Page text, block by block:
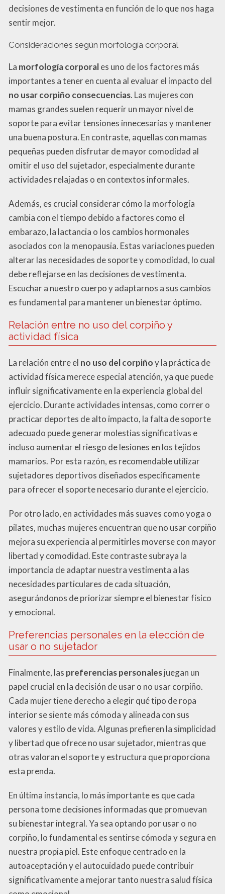
decisiones de vestimenta en función de lo que nos haga
sentir mejor.
Consideraciones según morfología corporal
La morfología corporales uno de los factores más
importantes a tener en cuenta al evaluar el impacto del
no usar corpiño consecuencias. Las mujeres con
mamas grandes suelen requerir un mayor nivel de
soporte para evitar tensiones innecesarias y mantener
una buena postura. En contraste, aquellas con mamas
pequeñas pueden disfrutar de mayor comodidad al
omitir el uso del sujetador, especialmente durante
actividades relajadas o en contextos informales.
Además, es crucial considerar cómo la morfología
cambia con el tiempo debido a factores como el
embarazo, la lactancia o los cambios hormonales
asociados con la menopausia. Estas variaciones pueden
alterar las necesidades de soporte y comodidad, lo cual
debe reflejarse en las decisiones de vestimenta.
Escuchar a nuestro cuerpo y adaptarnos a sus cambios
es fundamental para mantener un bienestar óptimo.
Relación entre no uso del corpiño y
actividad física
La relación entre el no uso del corpiñoy la práctica de
actividad física merece especial atención, ya que puede
influir significativamente en la experiencia global del
ejercicio. Durante actividades intensas, como correr o
practicar deportes de alto impacto, la falta de soporte
adecuado puede generar molestias significativas e
incluso aumentar el riesgo de lesiones en los tejidos
mamarios. Por esta razón, es recomendable utilizar
sujetadores deportivos diseñados específicamente
para ofrecer el soporte necesario durante el ejercicio.
Por otro lado, en actividades más suaves como yoga o
pilates, muchas mujeres encuentran que no usar corpiño
mejora su experiencia al permitirles moverse con mayor
libertad y comodidad. Este contraste subraya la
importancia de adaptar nuestra vestimenta a las
necesidades particulares de cada situación,
asegurándonos de priorizar siempre el bienestar físico
y emocional.
Preferencias personales en la elección de
usar o no sujetador
Finalmente, las preferencias personalesjuegan un
papel crucial en la decisión de usar o no usar corpiño.
Cada mujer tiene derecho a elegir qué tipo de ropa
interior se siente más cómoda y alineada con sus
valores y estilo de vida. Algunas prefieren la simplicidad
y libertad que ofrece no usar sujetador, mientras que
otras valoran el soporte y estructura que proporciona
esta prenda.
En última instancia, lo más importante es que cada
persona tome decisiones informadas que promuevan
su bienestar integral. Ya sea optando por usar o no
corpiño, lo fundamental es sentirse cómoda y segura en
nuestra propia piel. Este enfoque centrado en la
autoaceptación y el autocuidado puede contribuir
significativamente a mejorar tanto nuestra salud física